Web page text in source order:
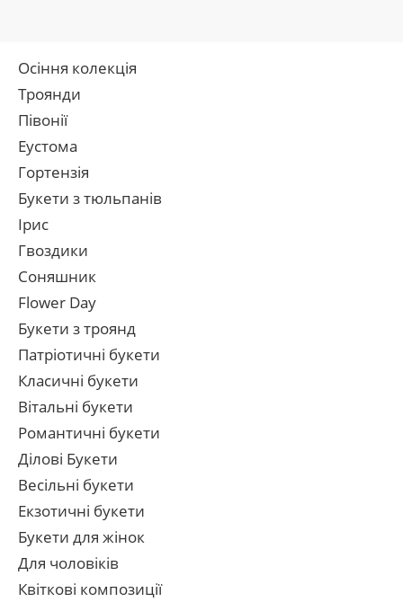
Осіння колекція
Троянди
Півонії
Еустома
Гортензія
Букети з тюльпанів
Ірис
Гвоздики
Соняшник
Flower Day
Букети з троянд
Патріотичні букети
Класичні букети
Вітальні букети
Романтичні букети
Ділові Букети
Весільні букети
Екзотичні букети
Букети для жінок
Для чоловіків
Квіткові композиції